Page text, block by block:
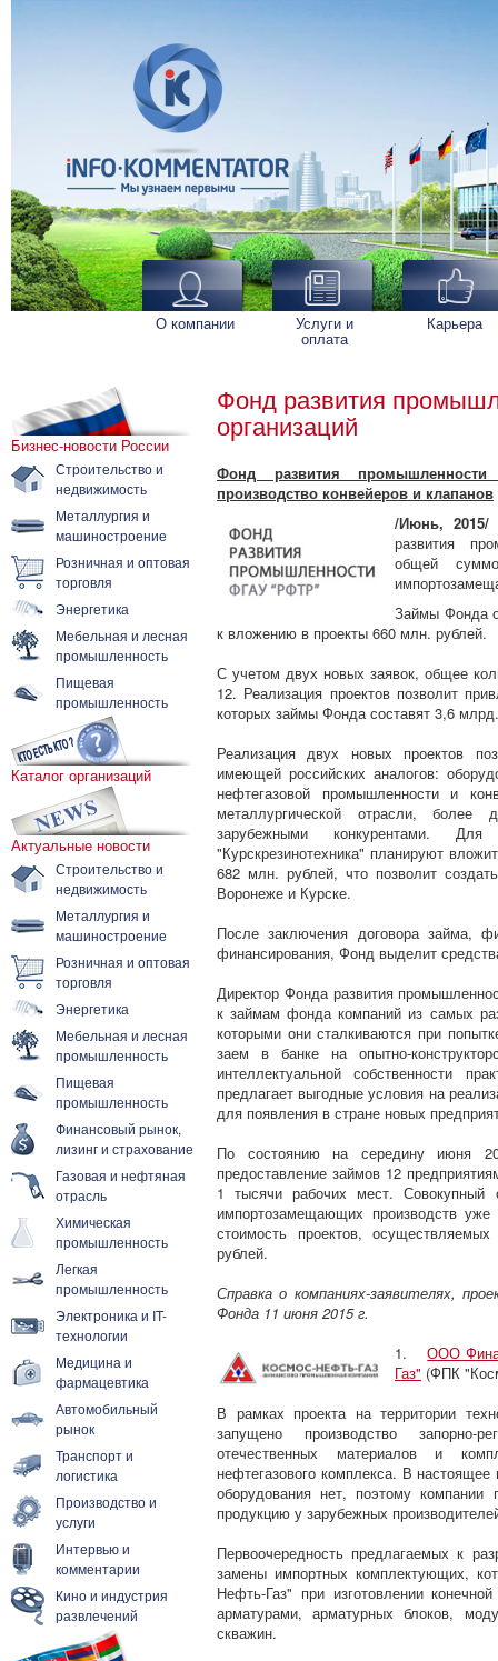
О компании Услуги и
оплата
Карьера
Бизнес-новости России
Строительство и
недвижимость
Металлургия и
машиностроение
Розничная и оптовая
торговля
Энергетика
Мебельная и лесная
промышленность
Пищевая
промышленность
Каталог организаций
Актуальные новости
Строительство и
недвижимость
Металлургия и
машиностроение
Розничная и оптовая
торговля
Энергетика
Мебельная и лесная
промышленность
Пищевая
промышленность
Финансовый рынок,
лизинг и страхование
Газовая и нефтяная
отрасль
Химическая
промышленность
Легкая
промышленность
Электроника и IT-
технологии
Медицина и
фармацевтика
Автомобильный
рынок
Транспорт и
логистика
Производство и
услуги
Интервью и
комментарии
Кино и индустрия
развлечений
Фонд развития
организаций
Фонд развития
производство конвейеров и клапанов
/Июнь, 2015/
развития
общей
Займы Фонда
к вложению в проекты 660 млн. рублей.
С учетом двух новых заявок, общее
12. Реализация проектов позволит
которых займы Фонда составят 3,6
Реализация двух новых проектов
имеющей российских аналогов:
нефтегазовой промышленности и
металлургической отрасли,
зарубежными конкурентами.
"Курскрезинотехника" планируют
682 млн. рублей, что позволит
Воронеже и Курске.
После заключения договора займа,
финансирования, Фонд выделит
Директор Фонда развития
к займам фонда компаний из самых
которыми они сталкиваются при
заем в банке на опытно-
интеллектуальной собственности
предлагает выгодные условия на
для появления в стране новых
По состоянию на середину июня
предоставление займов 12
1 тысячи рабочих мест. Совокупный
импортозамещающих производств
стоимость проектов,
рублей.
Справка о компаниях-заявителях,
Фонда 11 июня 2015 г.
1.ООО
Газ" (ФПК
В рамках проекта на территории
запущено производство запорно-
отечественных материалов и
нефтегазового комплекса. В
оборудования нет, поэтому
продукцию у зарубежных
Первоочередность предлагаемых к
замены импортных комплектующих,
Нефть-Газ" при изготовлении
арматурами, арматурных блоков,
скважин.